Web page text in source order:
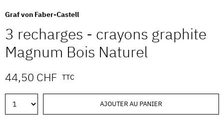
Graf von Faber-Castell
3 recharges - crayons graphite
Magnum Bois Naturel
44,50 CHF TTC
AJOUTER AU PANIER